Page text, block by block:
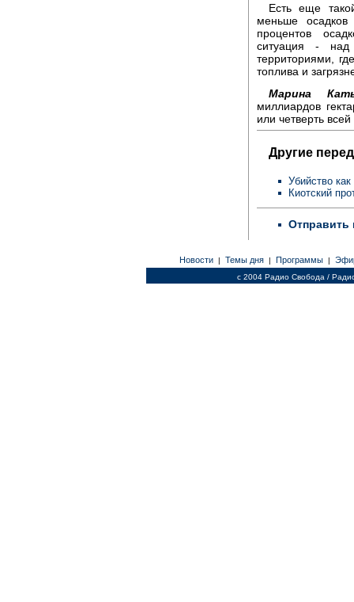
Есть еще
меньше
процентов
ситуация -
территориями,
топлива и
Марина
миллиардов
или четверть
Другие
Убийство
Киотский
Отправить
Новости | Темы дня | Программы |
c 2004 Радио Свобода /